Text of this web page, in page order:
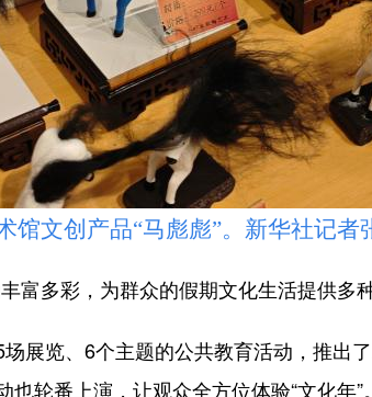
文创产品“马彪彪”。新华社记者
多彩，为群众的假期文化生活提供多种
览、6个主题的公共教育活动，推出了
轮番上演，让观众全方位体验“文化年”。